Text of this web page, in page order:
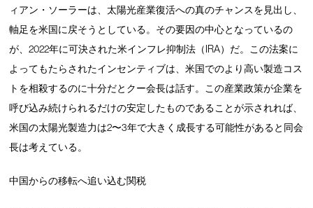
ィアン・ソーラーは、太陽光産業復活への真のチャンスを見出し、
軸足を米国に戻そうとしている。その要因の中心となっているの
が、2022年に可決された米インフレ抑制法（IRA）だ。この法案に
よってもたらされたインセンティブは、米国でのより高い製造コス
トを相殺するのに十分だとクー会長は話す。この産業政策が企業を
呼び込み続けられるだけの安定したものであることが示されれば、
米国の太陽光製造力は2〜3年で大きく成長する可能性があると同会
長は考えている。
中国からの移転へ追い込む関税